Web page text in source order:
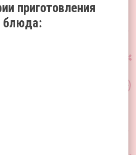
приготовления
блюда: